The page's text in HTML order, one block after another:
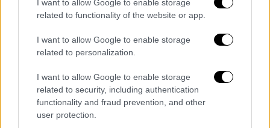
I want to allow Google to enable storage
related to functionality of the website or app.
I want to allow Google to enable storage
related to personalization.
I want to allow Google to enable storage
related to security, including authentication
functionality and fraud prevention, and other
user protection.
Πολιτική αντιπαράθεση
Σταμάτης,Αναστασίου και Λαλιώτου
Ώρα Ελλάδος...|10.08.2026 10:20
Σ.Καλεντερίδης: «Δεν γίνεται συμφωνία